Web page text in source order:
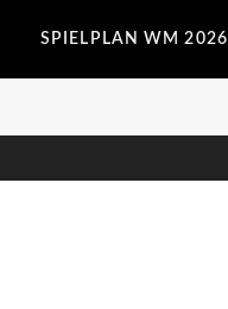
SPIELPLAN WM 2026